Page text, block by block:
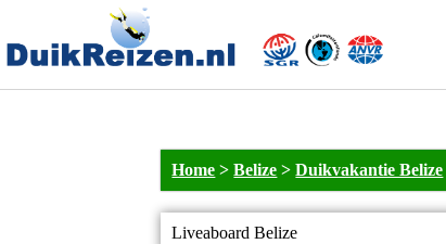
Home >Belize >Duikvakantie Belize
Liveaboard Belize